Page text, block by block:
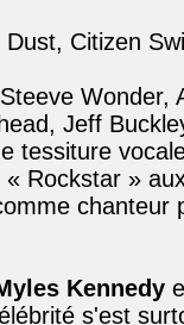
Dust, Citizen
Wonder,
Jeff
tessiture
Rockstar »
chanteur
Kennedy
s'est